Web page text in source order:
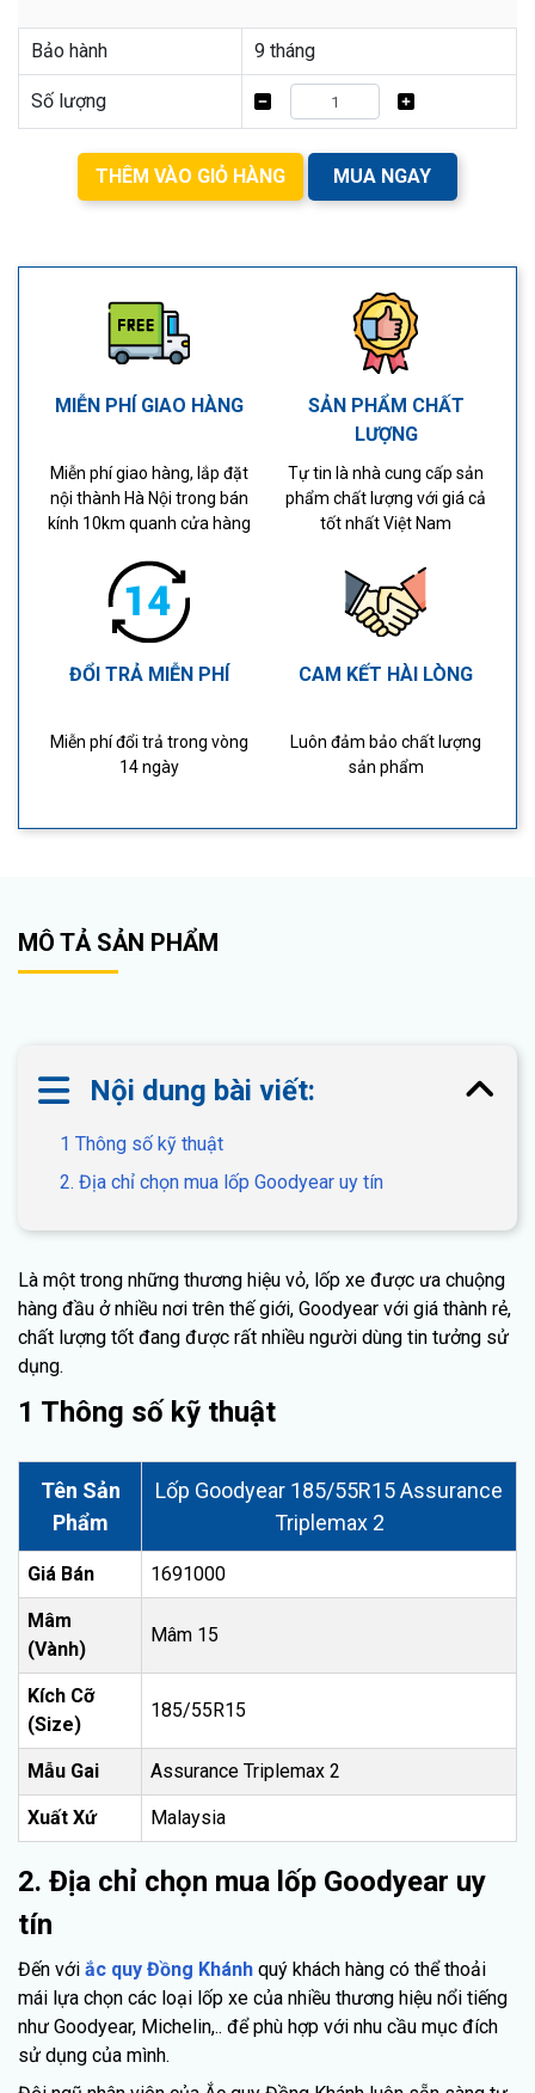
Bảo hành 9 tháng
Số lượng
THÊM VÀO GIỎ HÀNG MUA NGAY
MIỄN PHÍ GIAO HÀNG
Miễn phí giao hàng, lắp đặt
nội thành Hà Nội trong bán
kính 10km quanh cửa hàng
SẢN PHẨM CHẤT
LƯỢNG
Tự tin là nhà cung cấp sản
phẩm chất lượng với giá cả
tốt nhất Việt Nam
ĐỔI TRẢ MIỄN PHÍ
Miễn phí đổi trả trong vòng
14 ngày
CAM KẾT HÀI LÒNG
Luôn đảm bảo chất lượng
sản phẩm
MÔ TẢ SẢN PHẨM
Nội dung bài viết:
1 Thông số kỹ thuật
2. Địa chỉ chọn mua lốp Goodyear uy tín
Là một trong những thương hiệu vỏ, lốp xe được ưa chuộng
hàng đầu ở nhiều nơi trên thế giới, Goodyear với giá thành rẻ,
chất lượng tốt đang được rất nhiều người dùng tin tưởng sử
dụng.
1 Thông số kỹ thuật
Tên Sản
Phẩm
Lốp Goodyear 185/55R15 Assurance
Triplemax 2
Giá Bán 1691000
Mâm
(Vành)
Mâm 15
Kích Cỡ
(Size)
185/55R15
Mẫu Gai Assurance Triplemax 2
Xuất Xứ Malaysia
2. Địa chỉ chọn mua lốp Goodyear uy
tín
Đến với ắc quy Đồng Khánh quý khách hàng có thể thoải
mái lựa chọn các loại lốp xe của nhiều thương hiệu nổi tiếng
như Goodyear, Michelin,.. để phù hợp với nhu cầu mục đích
sử dụng của mình.